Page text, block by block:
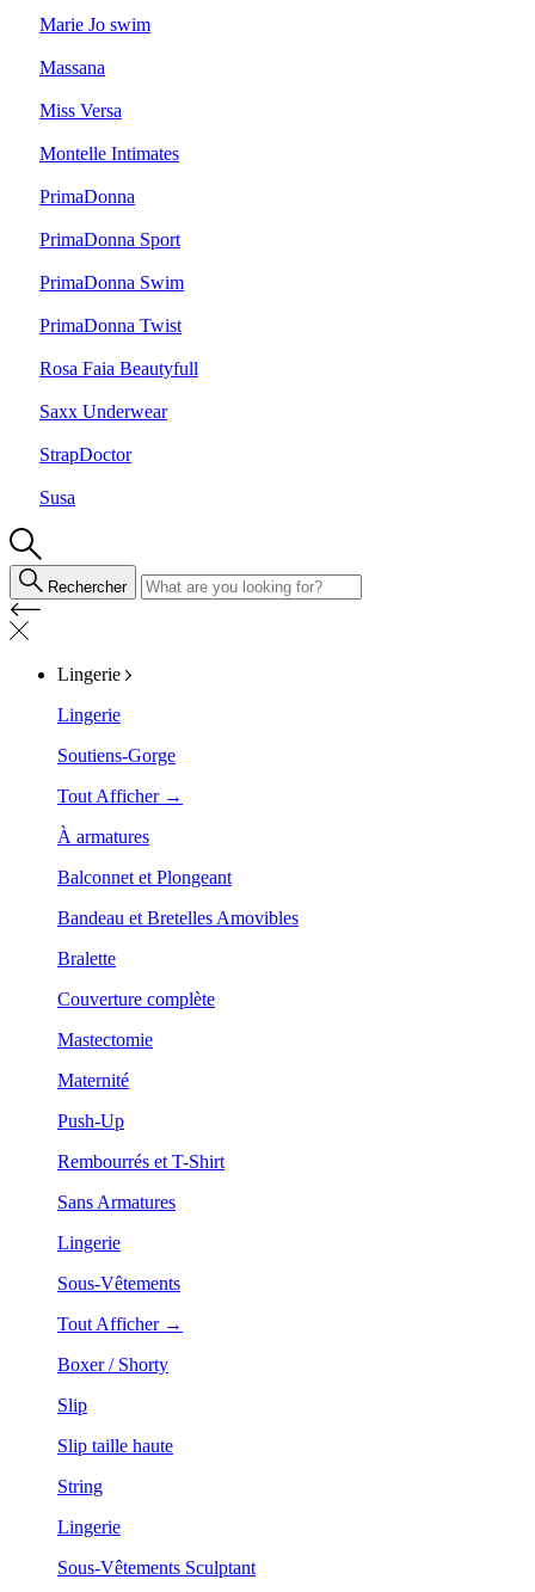
Marie Jo swim
Massana
Miss Versa
Montelle Intimates
PrimaDonna
PrimaDonna Sport
PrimaDonna Swim
PrimaDonna Twist
Rosa Faia Beautyfull
Saxx Underwear
StrapDoctor
Susa
Rechercher
Lingerie
Lingerie
Soutiens-Gorge
Tout Afficher →
À armatures
Balconnet et Plongeant
Bandeau et Bretelles Amovibles
Bralette
Couverture complète
Mastectomie
Maternité
Push-Up
Rembourrés et T-Shirt
Sans Armatures
Lingerie
Sous-Vêtements
Tout Afficher →
Boxer / Shorty
Slip
Slip taille haute
String
Lingerie
Sous-Vêtements Sculptant